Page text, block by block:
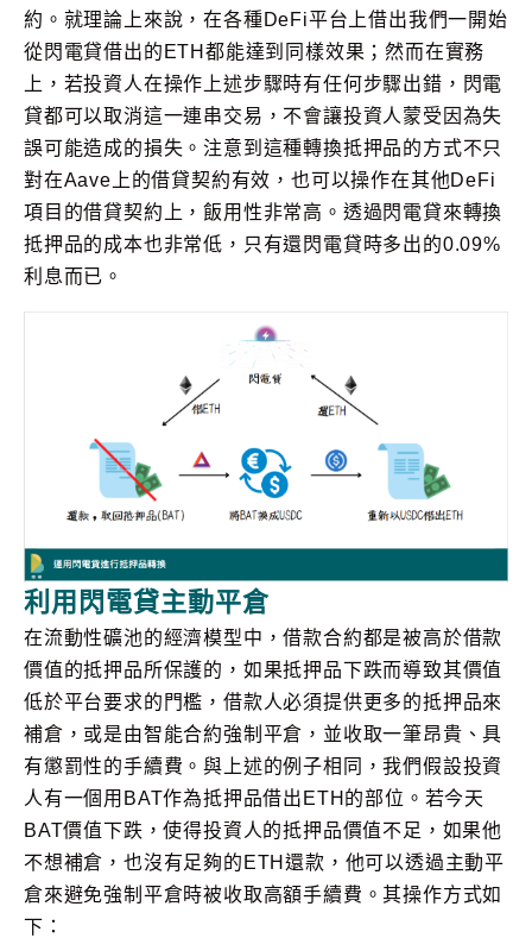
約。就理論上來說，在各種DeFi平台上借出我們一開始
從閃電貸借出的ETH都能達到同樣效果；然而在實務
上，若投資人在操作上述步驟時有任何步驟出錯，閃電
貸都可以取消這一連串交易，不會讓投資人蒙受因為失
誤可能造成的損失。注意到這種轉換抵押品的方式不只
對在Aave上的借貸契約有效，也可以操作在其他DeFi
項目的借貸契約上，飯用性非常高。透過閃電貸來轉換
抵押品的成本也非常低，只有還閃電貸時多出的0.09%
利息而已。
利用閃電貸主動平倉
在流動性礦池的經濟模型中，借款合約都是被高於借款
價值的抵押品所保護的，如果抵押品下跌而導致其價值
低於平台要求的門檻，借款人必須提供更多的抵押品來
補倉，或是由智能合約強制平倉，並收取一筆昂貴、具
有懲罰性的手續費。與上述的例子相同，我們假設投資
人有一個用BAT作為抵押品借出ETH的部位。若今天
BAT價值下跌，使得投資人的抵押品價值不足，如果他
不想補倉，也沒有足夠的ETH還款，他可以透過主動平
倉來避免強制平倉時被收取高額手續費。其操作方式如
下：